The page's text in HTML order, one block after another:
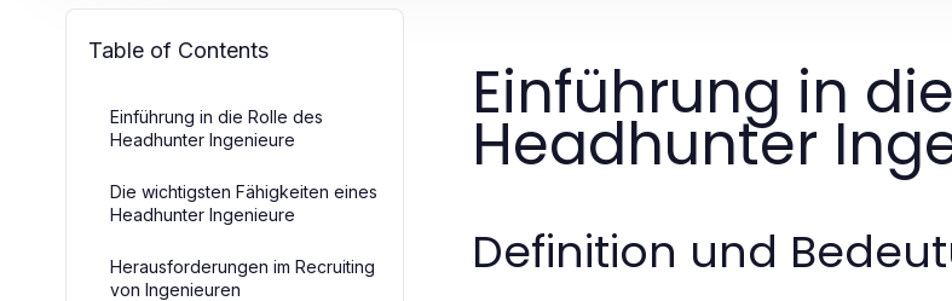
Table of Contents
Einführung in die Rolle des
Headhunter Ingenieure
Die wichtigsten Fähigkeiten eines
Headhunter Ingenieure
Herausforderungen im Recruiting
von Ingenieuren
Einführung in
Headhunter
Definition und